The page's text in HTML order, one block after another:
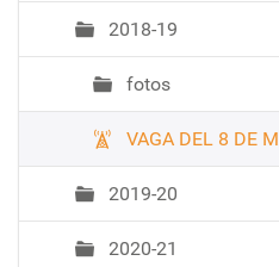
2018-19
fotos
VAGA DEL 8 DE
2019-20
2020-21